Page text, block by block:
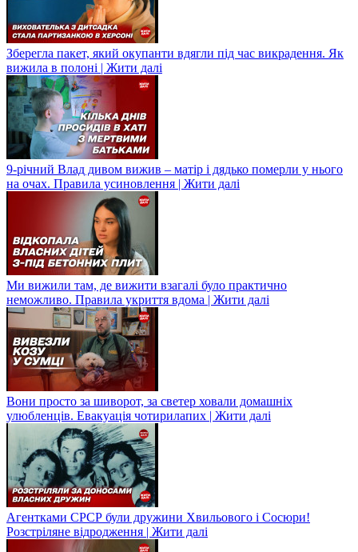
Зберегла пакет, який окупанти вдягли під час викрадення. Як
вижила в полоні | Жити далі
9-річний Влад дивом вижив – матір і дядько померли у нього
на очах. Правила усиновлення | Жити далі
Ми вижили там, де вижити взагалі було практично
неможливо. Правила укриття вдома | Жити далі
Вони просто за шиворот, за светер ховали домашніх
улюбленців. Евакуація чотирилапих | Жити далі
Агентками СРСР були дружини Хвильового і Сосюри!
Розстріляне відродження | Жити далі